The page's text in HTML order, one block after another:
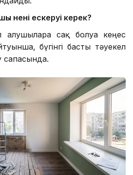
нені ескеруі керек?
сақ болуға кеңес
бүгінгі басты тәуекел
сапасында.